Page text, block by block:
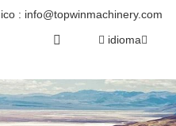
: info@topwinmachinery.com
idioma